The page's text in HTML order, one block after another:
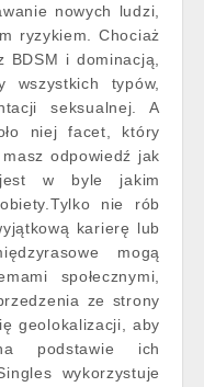
nowych ludzi,
ryzykiem. Chociaż
i dominacją,
typów,
seksualnej. A
niej facet, który
odpowiedź jak
w byle jakim
nie rób
karierę lub
mogą
społecznymi,
ze strony
geolokalizacji, aby
podstawie ich
wykorzystuje